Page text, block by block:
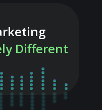
Different